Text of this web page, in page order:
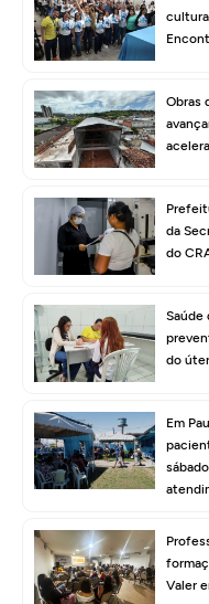
Obras
da
do
Saúde
do
Em
Valer